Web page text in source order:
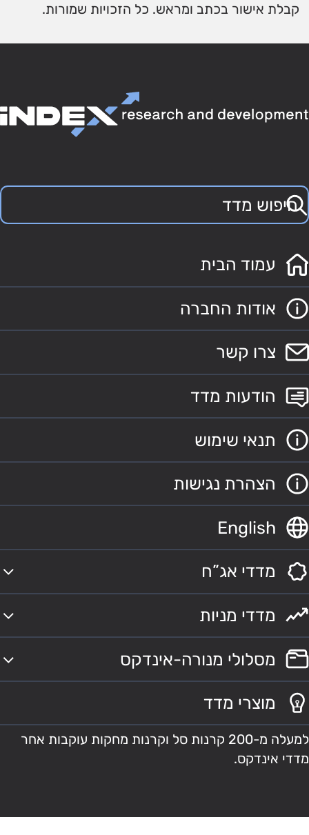
קבלת אישור בכתב ומראש. כל הזכויות שמורות.
עמוד הבית
אודות החברה
צרו קשר
הודעות מדד
תנאי שימוש
הצהרת נגישות
English
מדדי אג”ח
מדדי מניות
מסלולי מנורה-אינדקס
מוצרי מדד
למעלה מ-200 קרנות סל וקרנות מחקות עוקבות אחר
מדדי אינדקס.